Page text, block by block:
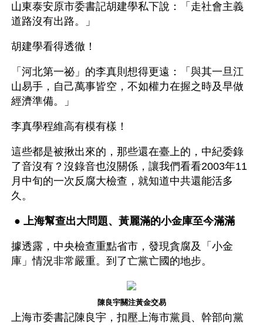
山東泰安原市委書記胡建學私下說：「走社會主義
道路沒有出路。」
胡建學看得透徹！
「河北第一祕」的李真則想得更遠：「與其一旦江
山易手，自己萬事皆空，不如權力在握之時及早做
經濟準備。」
李真學程維高有模有樣！
這些都是被揪出來的，那些還在臺上的，中紀委錄
了音沒有？沒錄音也沒關係，讓我們看看2003年11
月中旬的一次反腐大檢查，就知道中共還能活多
久。
● 上海幫查出大問題、黃麗滿的小金庫至今滿滿
據透露，中央檢查重點省市，發現貪腐及「小金
庫」情況非常嚴重。到了亡黨亡國的地步。
陳良宇關注黃金交易
上海市委書記陳良宇，扣壓上海市黨員、幹部向黨